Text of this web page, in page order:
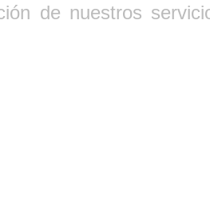
de nuestros